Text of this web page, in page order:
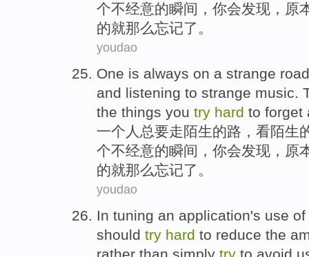
个不经意的瞬间， 你会发现 ， 原
的就那么忘记了。
youdao
One is always on a strange road
and listening to strange music.
the things you try hard to forget
一个人 总要走陌生的路 ， 看陌生
个不经意的瞬间， 你会发现 ， 原
的就那么忘记了。
youdao
In tuning an application's use of
should try hard to reduce the